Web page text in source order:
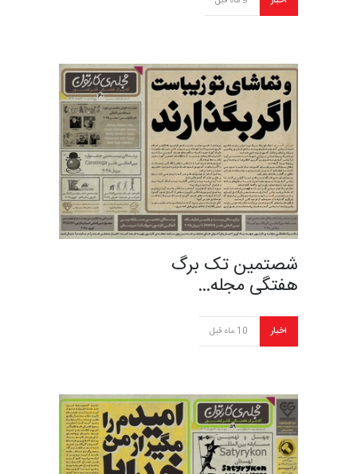
شصتمین تک برگ
هفتگی مجله…
اخبار 10 ماه قبل